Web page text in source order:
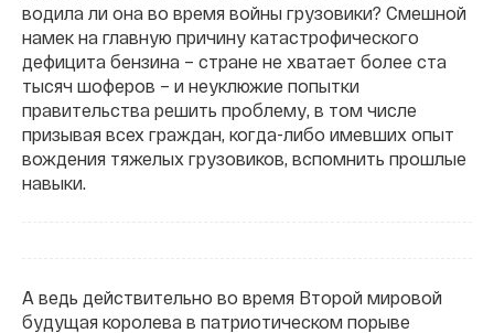
водила ли она во время войны грузовики? Смешной
намек на главную причину катастрофического
дефицита бензина – стране не хватает более ста
тысяч шоферов – и неуклюжие попытки
правительства решить проблему, в том числе
призывая всех граждан, когда-либо имевших опыт
вождения тяжелых грузовиков, вспомнить прошлые
навыки.
А ведь действительно во время Второй мировой
будущая королева в патриотическом порыве